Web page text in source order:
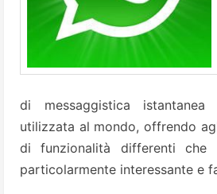
di messaggistica
utilizzata al mondo, offrendo
di funzionalità differenti che
particolarmente interessante e